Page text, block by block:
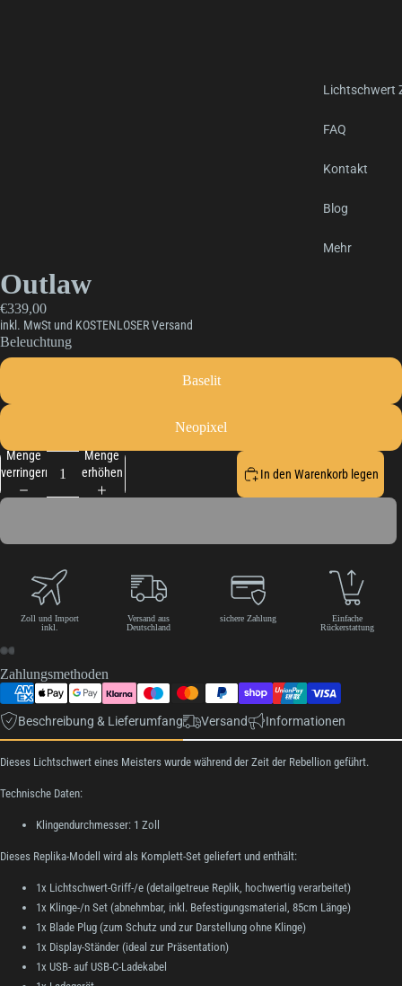
Lichtschwert
FAQ
Kontakt
Blog
Mehr
Outlaw
€339,00
inkl. MwSt und KOSTENLOSER Versand
Beleuchtung
Baselit
Neopixel
Menge
verringern
Menge
erhöhen
In den Warenkorb legen
Zoll und Import
inkl.
Versand aus
Deutschland
sichere Zahlung
Einfache
Rückerstattung
Zahlungsmethoden
Beschreibung & Lieferumfang Versand Informationen
Dieses Lichtschwert eines Meisters wurde während der Zeit der Rebellion geführt.
Technische Daten:
Klingendurchmesser: 1 Zoll
Dieses Replika-Modell wird als Komplett-Set geliefert und enthält:
1x Lichtschwert-Griff-/e (detailgetreue Replik, hochwertig verarbeitet)
1x Klinge-/n Set (abnehmbar, inkl. Befestigungsmaterial, 85cm Länge)
1x Blade Plug (zum Schutz und zur Darstellung ohne Klinge)
1x Display-Ständer (ideal zur Präsentation)
1x USB- auf USB-C-Ladekabel